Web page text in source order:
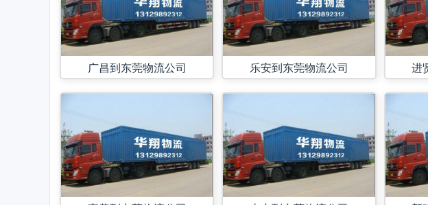
广昌到东莞物流公司 乐安到东莞物流公司 进